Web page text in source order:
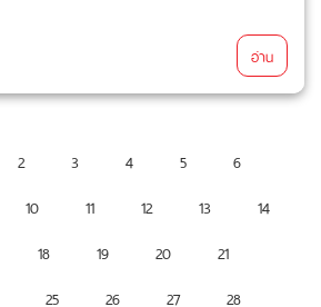
อ่าน
2 3 4 5
6
10 11 12 13
14
18 19 20
21
25 26 27
28